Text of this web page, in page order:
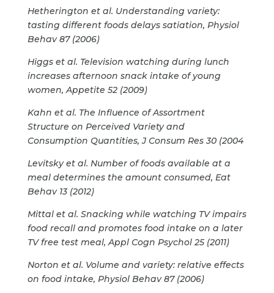
Hetherington et al. Understanding variety:
tasting different foods delays satiation, Physiol
Behav 87 (2006)
Higgs et al. Television watching during lunch
increases afternoon snack intake of young
women, Appetite 52 (2009)
Kahn et al. The Influence of Assortment
Structure on Perceived Variety and
Consumption Quantities, J Consum Res 30 (2004
Levitsky et al. Number of foods available at a
meal determines the amount consumed, Eat
Behav 13 (2012)
Mittal et al. Snacking while watching TV impairs
food recall and promotes food intake on a later
TV free test meal, Appl Cogn Psychol 25 (2011)
Norton et al. Volume and variety: relative effects
on food intake, Physiol Behav 87 (2006)